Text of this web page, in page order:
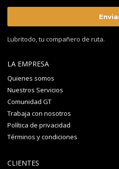
Lubritodo, tu compañero de ruta.
LA EMPRESA
Quienes somos
Nuestros Servicios
Comunidad GT
Trabaja con nosotros
Política de privacidad
Términos y condiciones
CLIENTES